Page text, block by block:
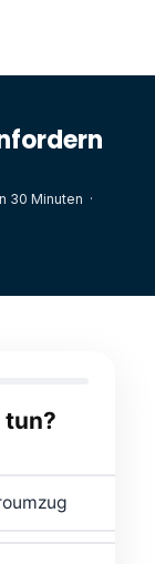
30 Minuten ·